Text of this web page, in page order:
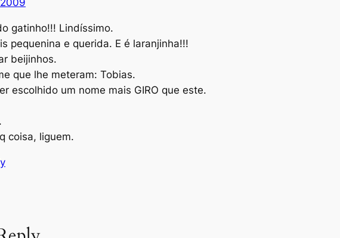
gatinho!!! Lindíssimo.
pequenina e querida. E é laranjinha!!!
beijinhos.
que lhe meteram: Tobias.
escolhido um nome mais GIRO que este.
coisa, liguem.